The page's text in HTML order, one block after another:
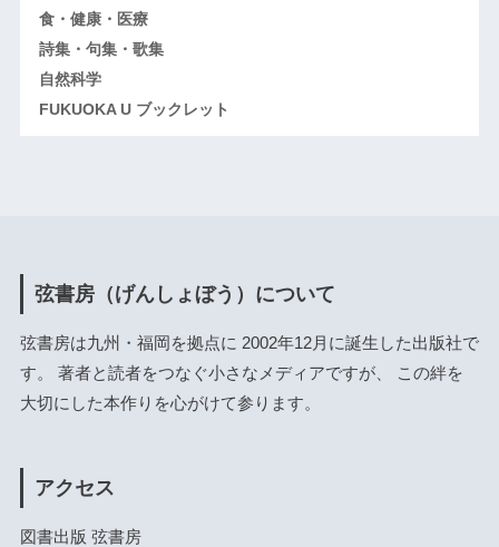
食・健康・医療
詩集・句集・歌集
自然科学
FUKUOKA U ブックレット
弦書房（げんしょぼう）について
弦書房は九州・福岡を拠点に 2002年12月に誕生した出版社で
す。 著者と読者をつなぐ小さなメディアですが、 この絆を
大切にした本作りを心がけて参ります。
アクセス
図書出版 弦書房